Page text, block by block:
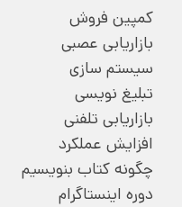
کمپین فروش
بازاریابی عصبی
سیستم سازی
تبلیغ نویسی
بازاریابی تلفنی
افزایش عملکرد
چگونه کتاب بنویسیم
دوره اینستاگرام